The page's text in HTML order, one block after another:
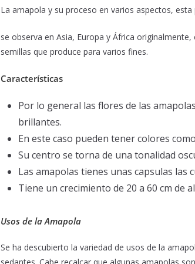
La amapola y su proceso en varios aspectos,
se observa en Asia, Europa y África
semillas que produce para varios fines.
Características
Por lo general las flores de las
brillantes.
En este caso pueden tener colores
Su centro se torna de una tonalidad
Las amapolas tienes unas capsulas las
Tiene un crecimiento de 20 a 60 cm de
Usos de la Amapola
Se ha descubierto la variedad de usos de la